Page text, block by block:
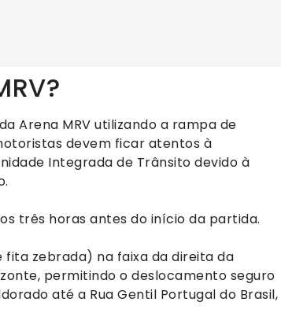
Arena MRV utilizando a rampa de
devem ficar atentos à
Integrada de Trânsito devido à
três horas antes do início da partida.
zebrada) na faixa da direita da
permitindo o deslocamento seguro
até a Rua Gentil Portugal do Brasil,